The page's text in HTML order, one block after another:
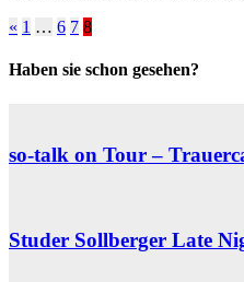
« 1 … 6 7 8
Haben sie schon gesehen?
so-talk on Tour –
Studer Sollberger Late